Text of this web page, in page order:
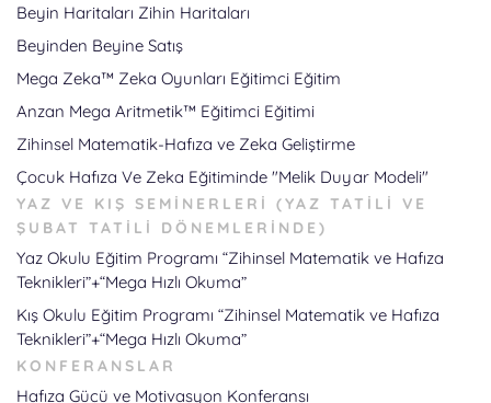
Beyin Haritaları Zihin Haritaları
Beyinden Beyine Satış
Mega Zeka™ Zeka Oyunları Eğitimci Eğitim
Anzan Mega Aritmetik™ Eğitimci Eğitimi
Zihinsel Matematik-Hafıza ve Zeka Geliştirme
Çocuk Hafıza Ve Zeka Eğitiminde "Melik Duyar Modeli"
YAZ VE KIŞ SEMINERLERI (YAZ TATILI VE
ŞUBAT TATILI DÖNEMLERINDE)
Yaz Okulu Eğitim Programı “Zihinsel Matematik ve Hafıza
Teknikleri”+“Mega Hızlı Okuma”
Kış Okulu Eğitim Programı “Zihinsel Matematik ve Hafıza
Teknikleri”+“Mega Hızlı Okuma”
KONFERANSLAR
Hafıza Gücü ve Motivasyon Konferansı